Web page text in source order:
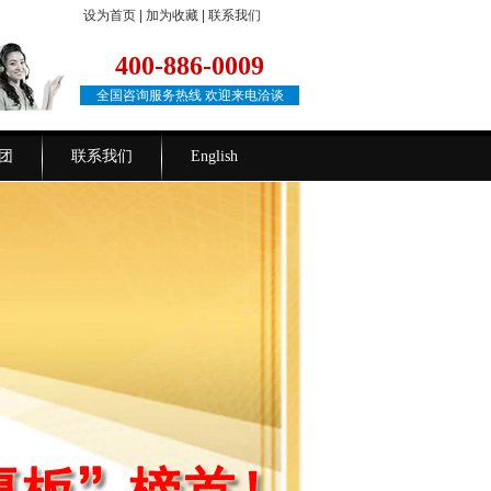
设为首页 加为收藏 联系我们
400-886-0009
全国咨询服务热线 欢迎来电洽谈
联系我们 English